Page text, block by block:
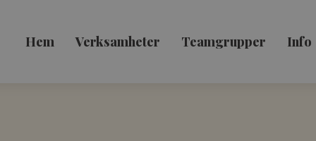
Hem Verksamheter Teamgrupper Info